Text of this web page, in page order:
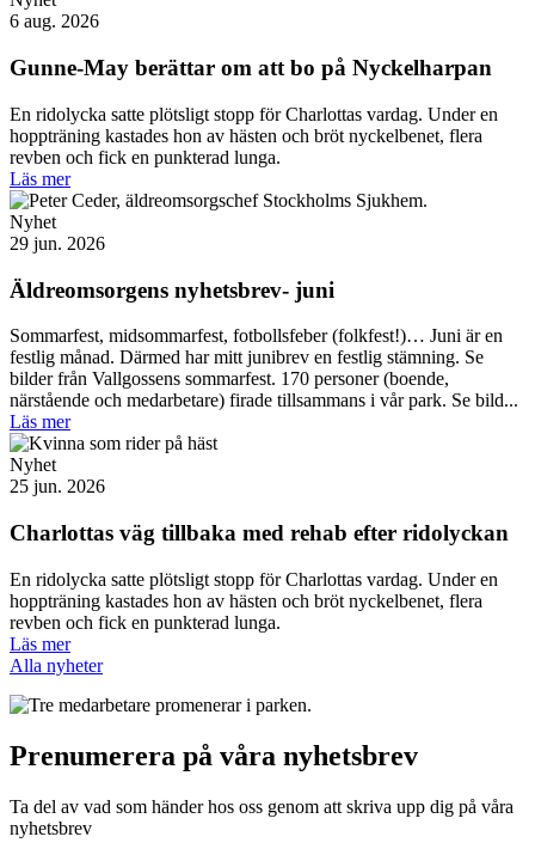
6 aug. 2026
Gunne-May berättar om att bo på Nyckelharpan
En ridolycka satte plötsligt stopp för Charlottas vardag. Under en
hoppträning kastades hon av hästen och bröt nyckelbenet, flera
revben och fick en punkterad lunga.
Läs mer
Nyhet
29 jun. 2026
Äldreomsorgens nyhetsbrev- juni
Sommarfest, midsommarfest, fotbollsfeber (folkfest!)… Juni är en
festlig månad. Därmed har mitt junibrev en festlig stämning. Se
bilder från Vallgossens sommarfest. 170 personer (boende,
närstående och medarbetare) firade tillsammans i vår park. Se bild...
Läs mer
Nyhet
25 jun. 2026
Charlottas väg tillbaka med rehab efter ridolyckan
En ridolycka satte plötsligt stopp för Charlottas vardag. Under en
hoppträning kastades hon av hästen och bröt nyckelbenet, flera
revben och fick en punkterad lunga.
Läs mer
Alla nyheter
Prenumerera på våra nyhetsbrev
Ta del av vad som händer hos oss genom att skriva upp dig på våra
nyhetsbrev